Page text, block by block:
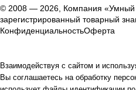
© 2008 — 2026, Компания «Умный
зарегистрированный товарный
КонфиденциальностьОферта
Взаимодействуя с сайтом и
Вы соглашаетесь на обработку